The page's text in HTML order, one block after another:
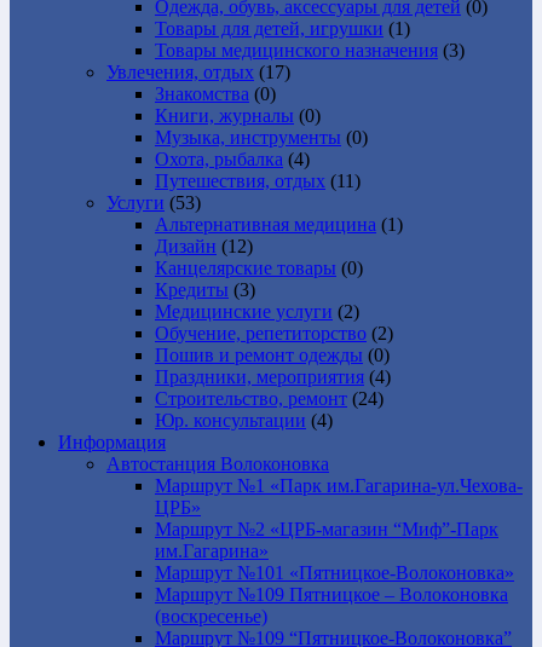
Одежда, обувь, аксессуары для детей (0)
Товары для детей, игрушки (1)
Товары медицинского назначения (3)
Увлечения, отдых (17)
Знакомства (0)
Книги, журналы (0)
Музыка, инструменты (0)
Охота, рыбалка (4)
Путешествия, отдых (11)
Услуги (53)
Альтернативная медицина (1)
Дизайн (12)
Канцелярские товары (0)
Кредиты (3)
Медицинские услуги (2)
Обучение, репетиторство (2)
Пошив и ремонт одежды (0)
Праздники, мероприятия (4)
Строительство, ремонт (24)
Юр. консультации (4)
Информация
Автостанция Волоконовка
Маршрут №1 «Парк им.Гагарина-ул.Чехова-
ЦРБ»
Маршрут №2 «ЦРБ-магазин “Миф”-Парк
им.Гагарина»
Маршрут №101 «Пятницкое-Волоконовка»
Маршрут №109 Пятницкое – Волоконовка
(воскресенье)
Маршрут №109 “Пятницкое-Волоконовка”